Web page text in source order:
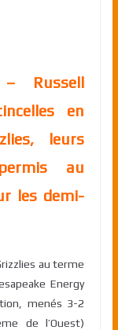
Russell
en
leurs
au
les demi-
au terme
Energy
menés 3-2
de l’Ouest)